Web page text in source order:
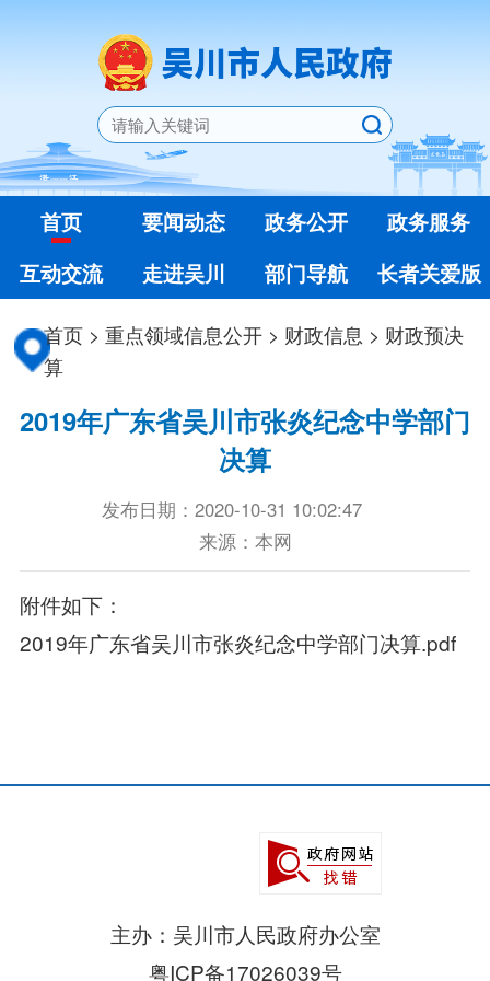
首页 要闻动态 政务公开
政务服务
互动交流
走进吴川 部门导航 长者关爱版
首页 >重点领域信息公开 > 财政信息 > 财政预决
算
2019年广东省吴川市张炎纪念中学部门
决算
发布日期：2020-10-31 10:02:47
来源：本网
附件如下：
2019年广东省吴川市张炎纪念中学部门决算.pdf
主办：吴川市人民政府办公室
粤ICP备17026039号